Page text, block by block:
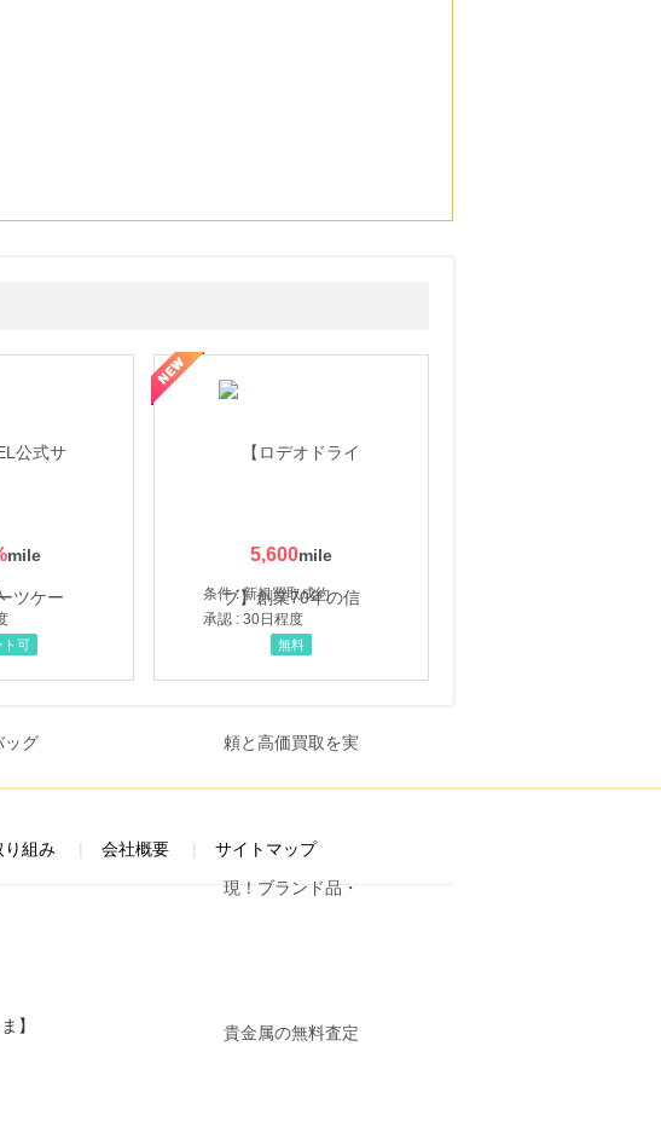
ト可
5,600
条件 : 新規買取成約
承認 : 30日程度
無料
り組み 会社概要 サイトマップ
】